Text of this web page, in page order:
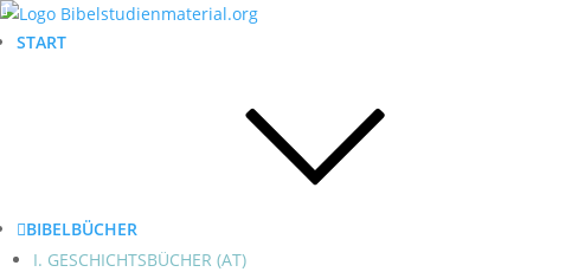
START
BIBELBÜCHER
I. GESCHICHTSBÜCHER (AT)